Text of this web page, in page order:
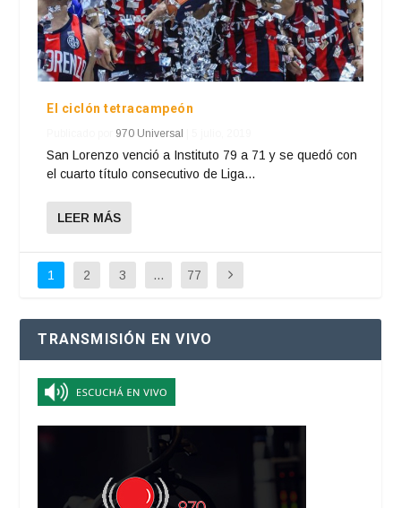
El ciclón tetracampeón
970 Universal
San Lorenzo venció a Instituto 79 a 71 y se quedó con
el cuarto título consecutivo de Liga...
LEER MÁS
1 2 3 … 77
TRANSMISIÓN EN VIVO